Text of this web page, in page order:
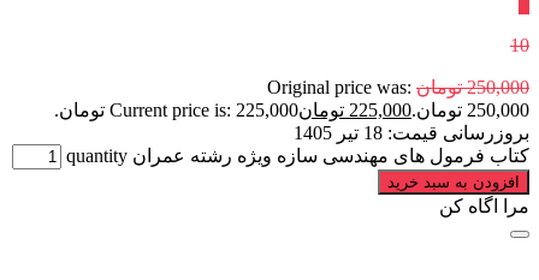
10
250,000 تومان Original price was:
250,000 تومان.
225,000 تومانCurrent price is: 225,000 تومان.
بروزرسانی قیمت: 18 تیر 1405
کتاب فرمول های مهندسی سازه ویژه رشته عمران quantity
افزودن به سبد خرید
مرا اگاه کن